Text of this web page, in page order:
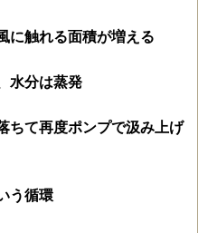
に触れる面積が増える
水分は蒸発
ちて再度ポンプで汲み上げ
う循環